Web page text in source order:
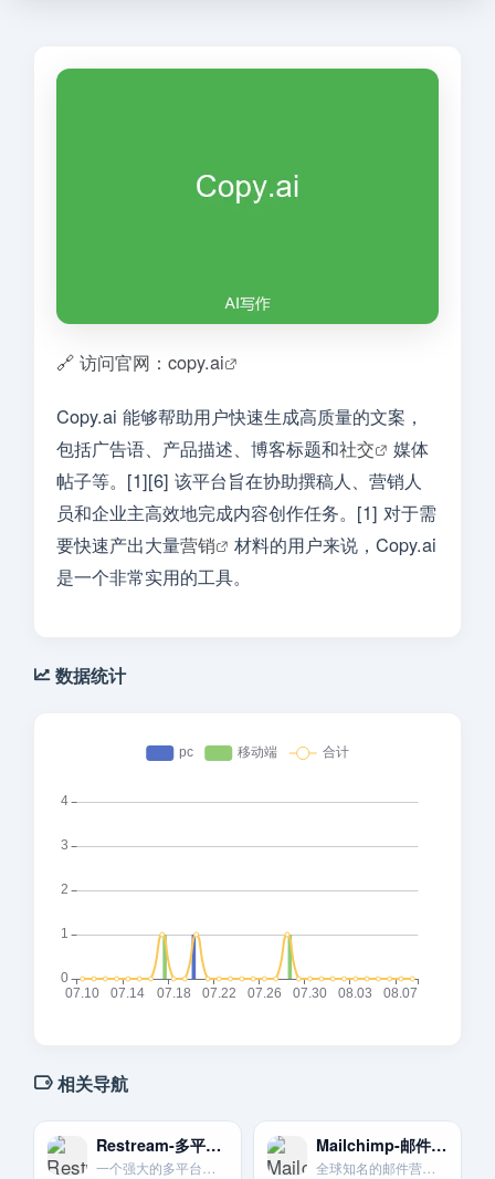
🔗 访问官网：copy.ai
Copy.ai 能够帮助用户快速生成高质量的文案，
包括广告语、产品描述、博客标题和社交
媒体
帖子等。[1][6] 该平台旨在协助撰稿人、营销人
员和企业主高效地完成内容创作任务。[1] 对于需
要快速产出大量营销
材料的用户来说，Copy.ai
是一个非常实用的工具。
数据统计
相关导航
Restream-多平台同步推流
一个强大的多平台直播推流服务。可以将你的直播同时分发到30多个平台。
Mailchimp-邮件营销入门首选
全球知名的邮件营销自动化平台。以其友好的界面和慷慨的免费计划而闻名。